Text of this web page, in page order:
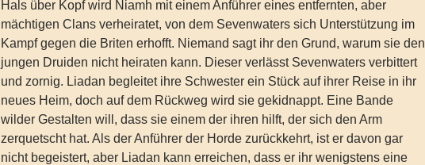
Hals über Kopf wird Niamh mit einem Anführer eines entfernten, aber
mächtigen Clans verheiratet, von dem Sevenwaters sich Unterstützung im
Kampf gegen die Briten erhofft. Niemand sagt ihr den Grund, warum sie den
jungen Druiden nicht heiraten kann. Dieser verlässt Sevenwaters verbittert
und zornig. Liadan begleitet ihre Schwester ein Stück auf ihrer Reise in ihr
neues Heim, doch auf dem Rückweg wird sie gekidnappt. Eine Bande
wilder Gestalten will, dass sie einem der ihren hilft, der sich den Arm
zerquetscht hat. Als der Anführer der Horde zurückkehrt, ist er davon gar
nicht begeistert, aber Liadan kann erreichen, dass er ihr wenigstens eine